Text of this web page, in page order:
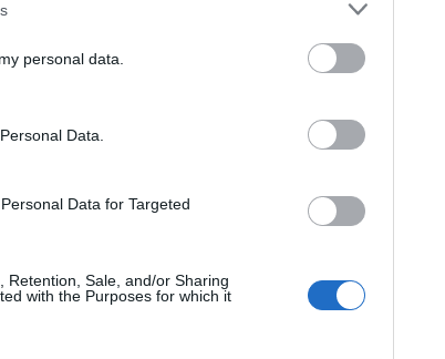
personal data.
Data.
Data for Targeted
Retention, Sale, and/or Sharing
with the Purposes for which it
αγγλικής γλώσσας
δεξιότητες σε γραπτό και προφορικό
διαδικτύου